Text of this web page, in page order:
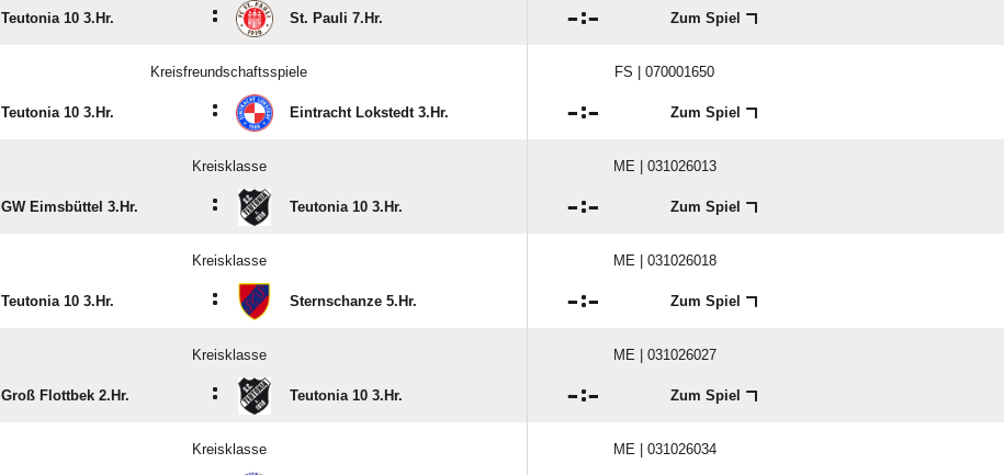
Teutonia 10 3.Hr. : St. Pauli 7.Hr. : Zum Spiel
Kreisfreundschaftsspiele FS | 070001650
Teutonia 10 3.Hr. : Eintracht Lokstedt 3.Hr. : Zum Spiel
Kreisklasse ME | 031026013
GW Eimsbüttel 3.Hr. : Teutonia 10 3.Hr. : Zum Spiel
Kreisklasse ME | 031026018
Teutonia 10 3.Hr. : Sternschanze 5.Hr. : Zum Spiel
Kreisklasse ME | 031026027
Groß Flottbek 2.Hr. : Teutonia 10 3.Hr. : Zum Spiel
Kreisklasse ME | 031026034